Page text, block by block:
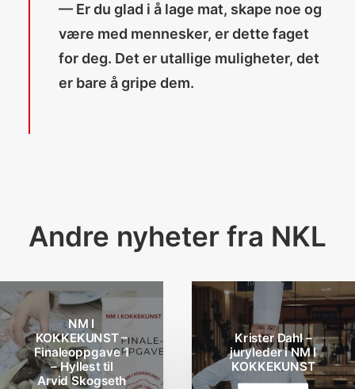
— Er du glad i å lage mat, skape noe og
være med mennesker, er dette faget
for deg. Det er utallige muligheter, det
er bare å gripe dem.
Andre nyheter fra NKL
NM I
KOKKEKUNST –
Finaleoppgave 1
– Hyllest til
Arvid Skogseth
Krister Dahl –
juryleder i NM I
KOKKEKUNST